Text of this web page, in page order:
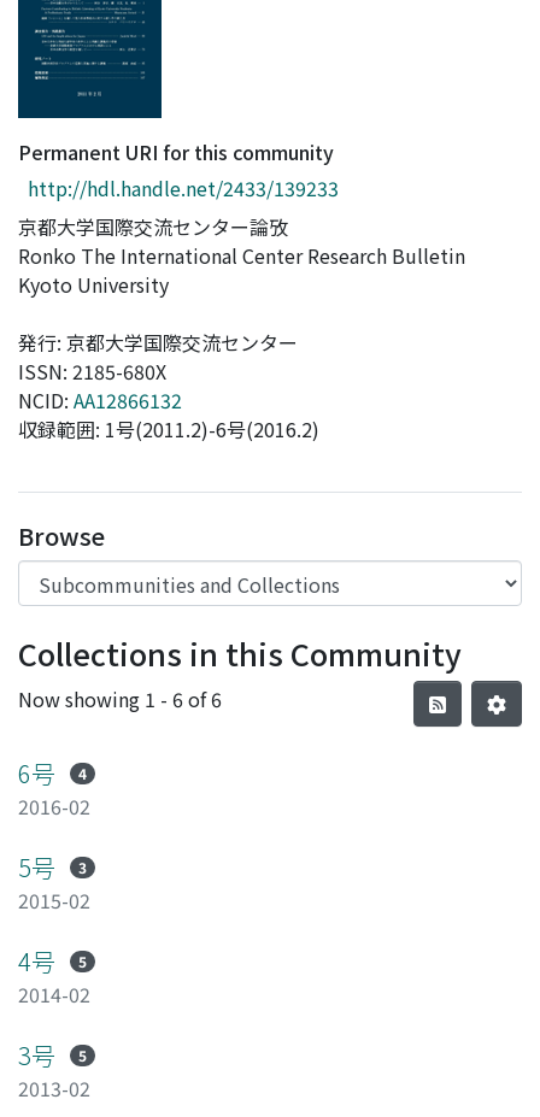
Permanent URI for this community
http://hdl.handle.net/2433/139233
京都大学国際交流センター論攷
Ronko The International Center Research Bulletin
Kyoto University
発行: 京都大学国際交流センター
ISSN: 2185-680X
NCID: AA12866132
収録範囲: 1号(2011.2)-6号(2016.2)
Browse
Collections in this Community
Now showing 1 - 6 of 6
6号 4
2016-02
5号 3
2015-02
4号 5
2014-02
3号 5
2013-02